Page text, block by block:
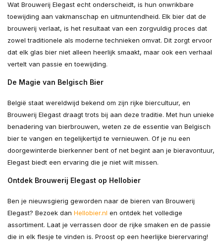
Wat Brouwerij Elegast echt onderscheidt, is hun onwrikbare
toewijding aan vakmanschap en uitmuntendheid. Elk bier dat de
brouwerij verlaat, is het resultaat van een zorgvuldig proces dat
zowel traditionele als moderne technieken omvat. Dit zorgt ervoor
dat elk glas bier niet alleen heerlijk smaakt, maar ook een verhaal
vertelt van passie en toewijding.
De Magie van Belgisch Bier
België staat wereldwijd bekend om zijn rijke biercultuur, en
Brouwerij Elegast draagt trots bij aan deze traditie. Met hun unieke
benadering van bierbrouwen, weten ze de essentie van Belgisch
bier te vangen en tegelijkertijd te vernieuwen. Of je nu een
doorgewinterde bierkenner bent of net begint aan je bieravontuur,
Elegast biedt een ervaring die je niet wilt missen.
Ontdek Brouwerij Elegast op Hellobier
Ben je nieuwsgierig geworden naar de bieren van Brouwerij
Elegast? Bezoek dan Hellobier.nl en ontdek het volledige
assortiment. Laat je verrassen door de rijke smaken en de passie
die in elk flesje te vinden is. Proost op een heerlijke bierervaring!